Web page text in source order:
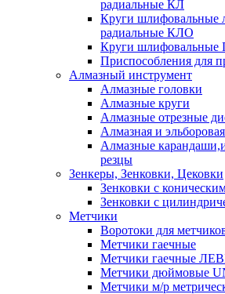
радиальные КЛ
Круги шлифовальные
радиальные КЛО
Круги шлифовальные
Приспособления для
Алмазный инструмент
Алмазные головки
Алмазные круги
Алмазные отрезные
Алмазная и
Алмазные
резцы
Зенкеры, Зенковки, Цековки
Зенковки с
Зенковки с
Метчики
Воротоки для
Метчики гаечные
Метчики гаечные
Метчики дюймовые
Метчики м/р